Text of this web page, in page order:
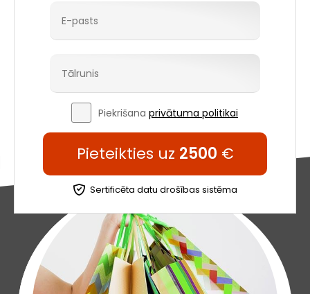
Piekrišana privātuma politikai
Pieteikties uz 2500 €
Sertificēta datu drošības sistēma